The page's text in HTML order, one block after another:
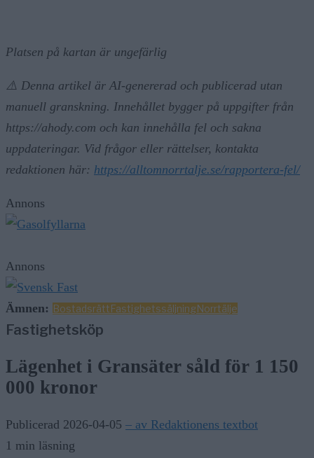
Platsen på kartan är ungefärlig
⚠️ Denna artikel är AI-genererad och publicerad utan
manuell granskning. Innehållet bygger på uppgifter från
https://ahody.com och kan innehålla fel och sakna
uppdateringar. Vid frågor eller rättelser, kontakta
redaktionen här: https://alltomnorrtalje.se/rapportera-fel/
Annons
Annons
Ämnen: BostadsrättFastighetssäljningNorrtälje
Fastighetsköp
Lägenhet i Gransäter såld för 1 150
000 kronor
Publicerad 2026-04-05 – av Redaktionens textbot
1 min läsning